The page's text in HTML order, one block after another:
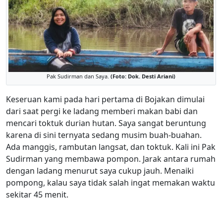
Pak Sudirman dan Saya. (Foto: Dok. Desti Ariani)
Keseruan kami pada hari pertama di Bojakan dimulai
dari saat pergi ke ladang memberi makan babi dan
mencari toktuk durian hutan. Saya sangat beruntung
karena di sini ternyata sedang musim buah-buahan.
Ada manggis, rambutan langsat, dan toktuk. Kali ini Pak
Sudirman yang membawa pompon. Jarak antara rumah
dengan ladang menurut saya cukup jauh. Menaiki
pompong, kalau saya tidak salah ingat memakan waktu
sekitar 45 menit.